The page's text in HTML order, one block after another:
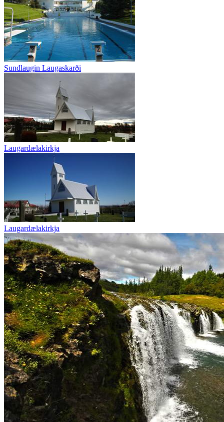
Sundlaugin Laugaskarði
Laugardælakirkja
Laugardælakirkja